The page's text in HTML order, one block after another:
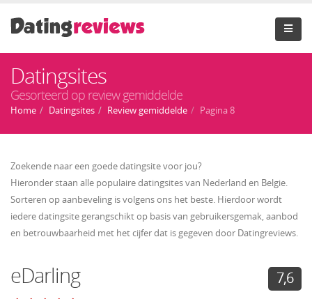
Datingsites
Gesorteerd op review gemiddelde
Home Datingsites Review gemiddelde Pagina 8
Zoekende naar een goede datingsite voor jou?
Hieronder staan alle populaire datingsites van Nederland en Belgie.
Sorteren op aanbeveling is volgens ons het beste. Hierdoor wordt
iedere datingsite gerangschikt op basis van gebruikersgemak, aanbod
en betrouwbaarheid met het cijfer dat is gegeven door Datingreviews.
eDarling 7,6